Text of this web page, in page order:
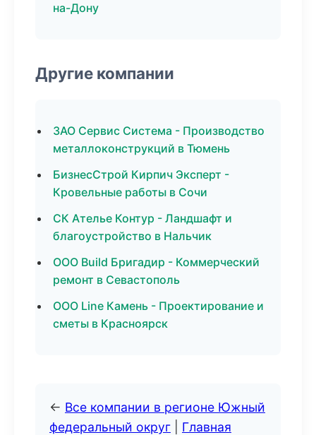
на-Дону
Другие компании
ЗАО Сервис Система - Производство
металлоконструкций в Тюмень
БизнесСтрой Кирпич Эксперт -
Кровельные работы в Сочи
СК Ателье Контур - Ландшафт и
благоустройство в Нальчик
ООО Build Бригадир - Коммерческий
ремонт в Севастополь
ООО Line Камень - Проектирование и
сметы в Красноярск
← Все компании в регионе Южный
федеральный округ
Главная